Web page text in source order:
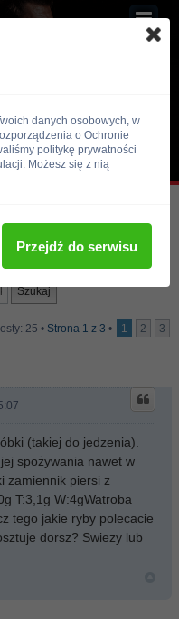
25 • Strona 1 z 3 • 1 2 3
(takiej do jedzenia).
spożywania nawet w
zamiennik piersi z
T:3,1g W:4gWatroba
tego jakie ryby polecacie
dorsz? Swiezy lub
danych osobowych, w
o Ochronie
politykę prywatności
Możesz się z nią
Przejdź do serwisu